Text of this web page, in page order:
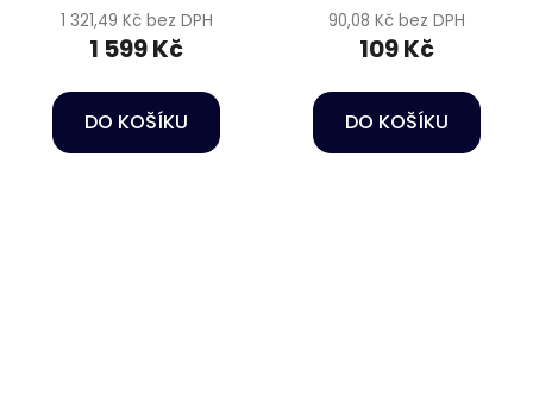
1 321,49 Kč bez DPH
1 599 Kč
DO KOŠÍKU
90,08 Kč bez DPH
109 Kč
DO KOŠÍKU